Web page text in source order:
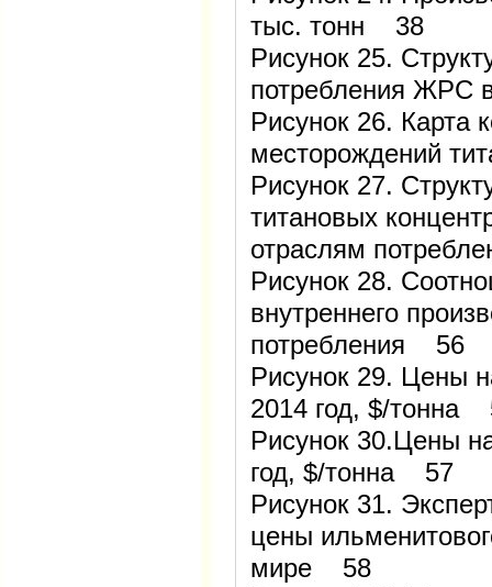
тыс. тонн 38
Рисунок 25.
потребления
Рисунок 26. Карта
месторождений
Рисунок 27.
титановых
отраслям
Рисунок 28.
внутреннего
потребления 56
Рисунок 29. Цены
2014 год, $/тонна
Рисунок 30.Цены
год, $/тонна 57
Рисунок 31.
цены
мире 58